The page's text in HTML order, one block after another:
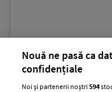
Nouă ne pasă ca
confidențiale
Noi și partenerii noștri594